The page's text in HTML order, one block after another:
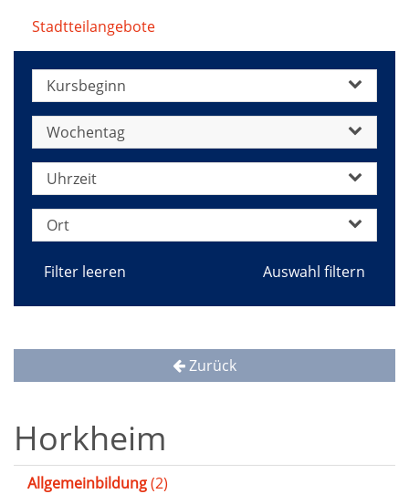
Stadtteilangebote
Kursbeginn
Wochentag
Uhrzeit
Ort
Filter leeren
Zurück
Horkheim
Allgemeinbildung(2)